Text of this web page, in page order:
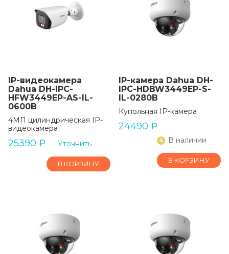
IP-видеокамера
Dahua DH-IPC-
HFW3449EP-AS-IL-
0600B
4МП цилиндрическая IP-
видеокамера
25390 ₽ Уточнить
В КОРЗИНУ
IP-камера Dahua DH-
IPC-HDBW3449EP-S-
IL-0280B
Купольная IP-камера
24490 ₽
В наличии
В КОРЗИНУ